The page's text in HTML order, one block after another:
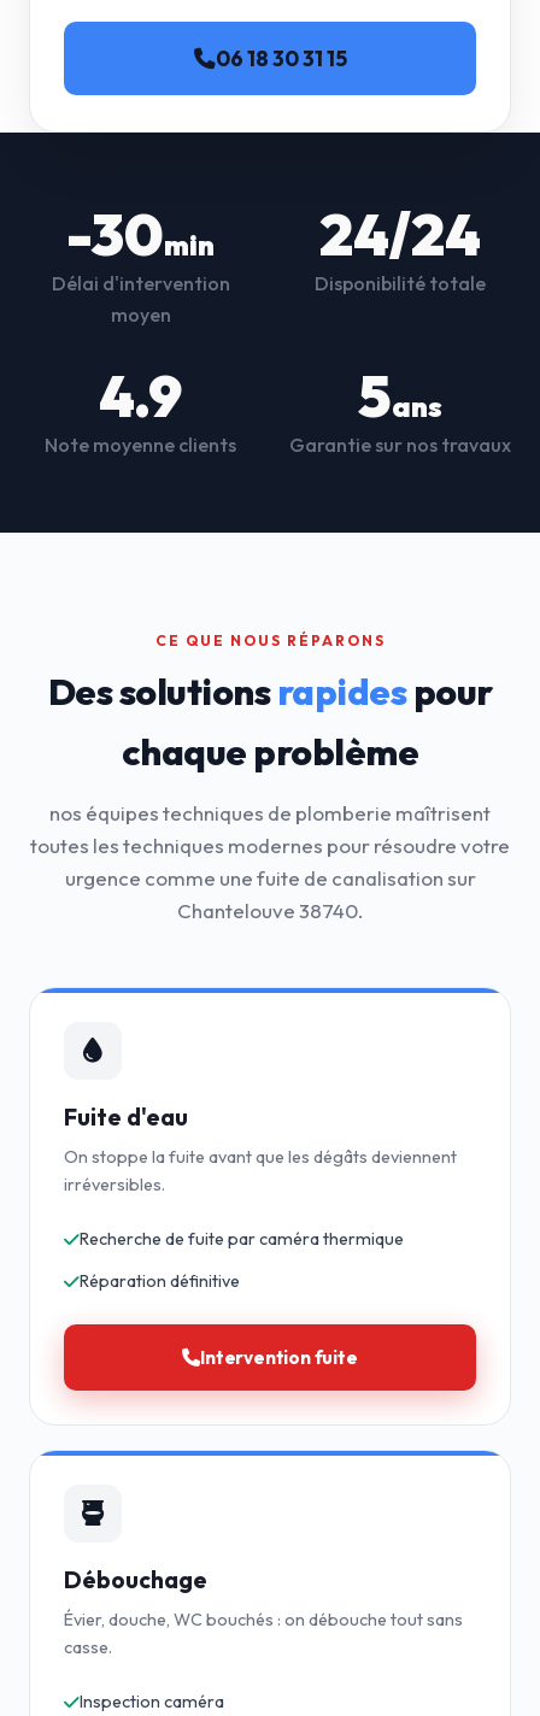
06 18 30 31 15
-30min
Délai d'intervention
moyen
24/24
Disponibilité totale
4.9
Note moyenne clients
5ans
Garantie sur nos travaux
CE QUE NOUS RÉPARONS
Des solutionsrapidespour
chaque problème
nos équipes techniques de plomberie maîtrisent
toutes les techniques modernes pour résoudre votre
urgence comme une fuite de canalisation sur
Chantelouve 38740.
Fuite d'eau
On stoppe la fuite avant que les dégâts deviennent
irréversibles.
Recherche de fuite par caméra thermique
Réparation définitive
Intervention fuite
Débouchage
Évier, douche, WC bouchés : on débouche tout sans
casse.
Inspection caméra